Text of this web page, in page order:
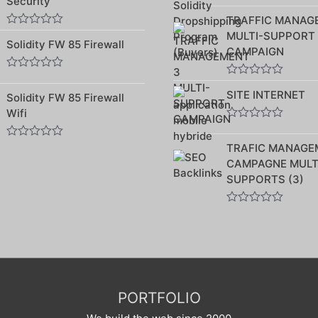
5
0
sur
5
Solidity FW 85 Firewall
sur
5
Solidity FW 85 Firewall
Wifi
sur
5
TRAFFIC
MULTI-SUPPORT
CAMPAIGN
0
sur
5
SITE INTERNET
sur
5
TRAFIC
CAMPAGNE
SUPPORTS (3)
PORTFOLIO